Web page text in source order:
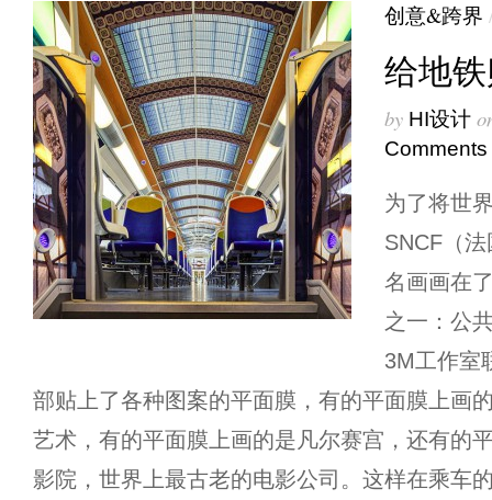
创意&跨界
给地
by HI设计
Comments
为了将世
SNCF（
名画画在
之一：公
3M工作室
部贴上了各种图案的平面膜，有的平面膜上画
艺术，有的平面膜上画的是凡尔赛宫，还有的
影院，世界上最古老的电影公司。这样在乘车